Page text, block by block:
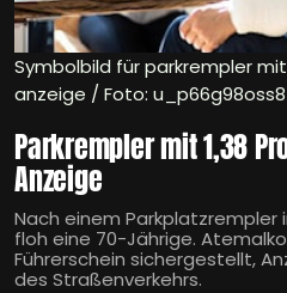
Symbolbild für parkrempler
anzeige / Foto: u_p66g98oss8
Parkrempler mit 1,38
Anzeige
Nach einem
floh eine 70-Jährige.
Führerschein sichergestellt,
des Straßenverkehrs.